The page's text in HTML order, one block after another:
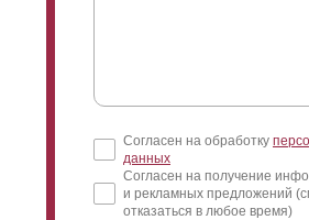
Согласен на обработку
данных
Согласен на получение
и рекламных предложений
отказаться в любое время)